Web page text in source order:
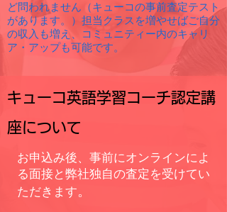
ど問われません（キューコの事前査定テスト
があります。）担当クラスを増やせばご自分
の収入も増え、コミュニティー内のキャリ
ア・アップも可能です。
​キューコ英語学習コーチ認定講
座について
​お申込み後、事前にオンラインによ
る面接と弊社独自の査定を受けてい
ただきます。